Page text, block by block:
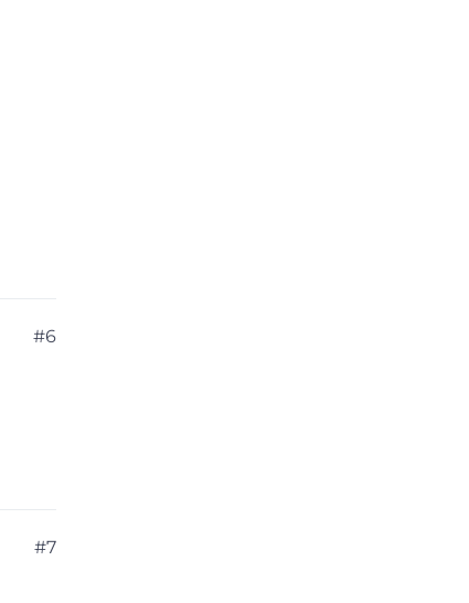
#6
#7